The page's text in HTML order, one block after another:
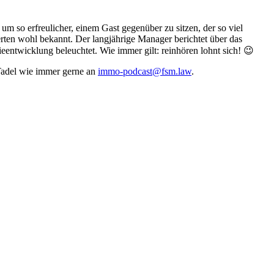
so erfreulicher, einem Gast gegenüber zu sitzen, der so viel
wohl bekannt. Der langjährige Manager berichtet über das
beleuchtet. Wie immer gilt: reinhören lohnt sich! 😉
wie immer gerne an immo-podcast@fsm.law.